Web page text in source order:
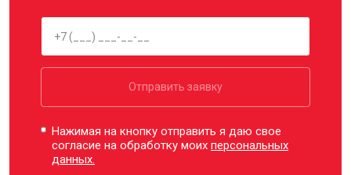
Отправить заявку
Нажимая на кнопку отправить я даю свое
согласие на обработку моихперсональных
данных.